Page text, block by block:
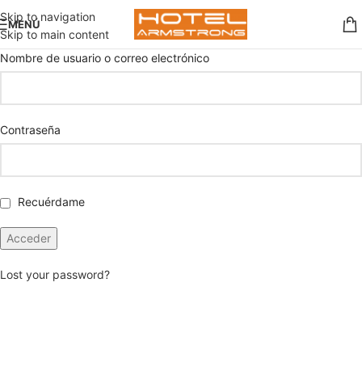
Skip to navigation
Skip to main content
MENÚ
Nombre de usuario o correo electrónico
Contraseña
Recuérdame
Lost your password?